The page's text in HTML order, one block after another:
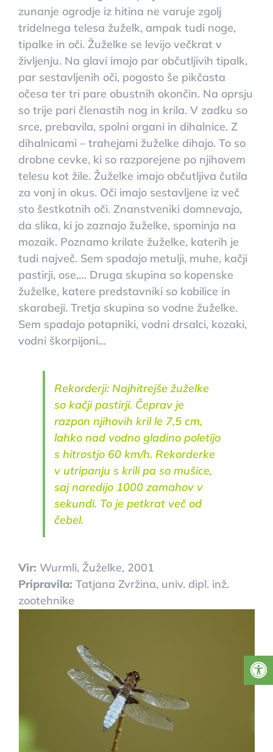
zunanje ogrodje iz hitina ne varuje zgolj
tridelnega telesa žuželk, ampak tudi noge,
tipalke in oči. Žuželke se levijo večkrat v
življenju. Na glavi imajo par občutljivih tipalk,
par sestavljenih oči, pogosto še pikčasta
očesa ter tri pare obustnih okončin. Na oprsju
so trije pari členastih nog in krila. V zadku so
srce, prebavila, spolni organi in dihalnice. Z
dihalnicami – trahejami žuželke dihajo. To so
drobne cevke, ki so razporejene po njihovem
telesu kot žile. Žuželke imajo občutljiva čutila
za vonj in okus. Oči imajo sestavljene iz več
sto šestkotnih oči. Znanstveniki domnevajo,
da slika, ki jo zaznajo žuželke, spominja na
mozaik. Poznamo krilate žuželke, katerih je
tudi največ. Sem spadajo metulji, muhe, kačji
pastirji, ose,… Druga skupina so kopenske
žuželke, katere predstavniki so kobilice in
skarabeji. Tretja skupina so vodne žuželke.
Sem spadajo potapniki, vodni drsalci, kozaki,
vodni škorpijoni…
Rekorderji: Najhitrejše žuželke
so kačji pastirji. Čeprav je
razpon njihovih kril le 7,5 cm,
lahko nad vodno gladino poletijo
s hitrostjo 60 km/h. Rekorderke
v utripanju s krili pa so mušice,
saj naredijo 1000 zamahov v
sekundi. To je petkrat več od
čebel.
Vir: Wurmli, Žuželke, 2001
Pripravila: Tatjana Zvržina, univ. dipl. inž.
zootehnike